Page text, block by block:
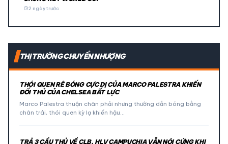
schedule2 ngày trước
THỊ TRƯỜNG CHUYỂN NHƯỢNG
THÓI QUEN RÊ BÓNG CỰC DỊ CỦA MARCO PALESTRA KHIẾN
ĐỐI THỦ CỦA CHELSEA BẤT LỰC
Marco Palestra thuận chân phải nhưng thường dẫn bóng bằng
chân trái, thói quen kỳ lạ khiến hậu…
TRẢ 3 CẦU THỦ VỀ CLB, HLV CAMPUCHIA VẪN NÓI CỨNG KHI